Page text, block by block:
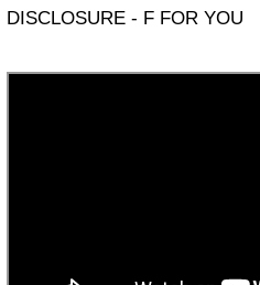
DISCLOSURE - F FOR YOU